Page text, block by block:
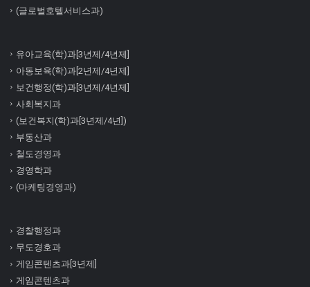
(글로벌호텔서비스과)
유아교육(학)과[3년제/4년제]
아동보육(학)과[2년제/4년제]
보건행정(학)과[3년제/4년제]
사회복지과
(보건복지(학)과[3년제/4년])
부동산과
철도경영과
경영학과
(마케팅경영과)
경찰행정과
무도경호과
게임콘텐츠과[3년제]
게임콘텐츠과